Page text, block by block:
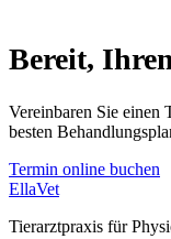
Bereit,
Vereinbaren Sie einen
besten
Termin online buchen
EllaVet
Tierarztpraxis für